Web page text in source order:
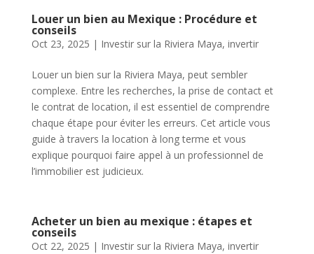
Louer un bien au Mexique : Procédure et
conseils
Oct 23, 2025 | Investir sur la Riviera Maya, invertir
Louer un bien sur la Riviera Maya, peut sembler
complexe. Entre les recherches, la prise de contact et
le contrat de location, il est essentiel de comprendre
chaque étape pour éviter les erreurs. Cet article vous
guide à travers la location à long terme et vous
explique pourquoi faire appel à un professionnel de
l’immobilier est judicieux.
Acheter un bien au mexique : étapes et
conseils
Oct 22, 2025 | Investir sur la Riviera Maya, invertir